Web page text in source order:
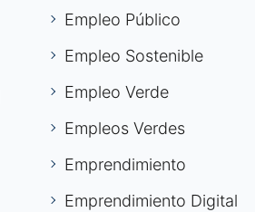
Empleo Público
Empleo Sostenible
Empleo Verde
Empleos Verdes
Emprendimiento
Emprendimiento Digital